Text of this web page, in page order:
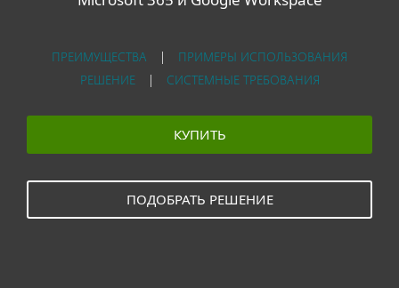
ПРЕИМУЩЕСТВА
ПРИМЕРЫ ИСПОЛЬЗОВАНИЯ
РЕШЕНИЕ| СИСТЕМНЫЕ ТРЕБОВАНИЯ
КУПИТЬ
ПОДОБРАТЬ РЕШЕНИЕ